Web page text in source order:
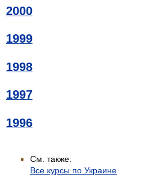
2000
1999
1998
1997
1996
См. также:
Все курсы по Украине